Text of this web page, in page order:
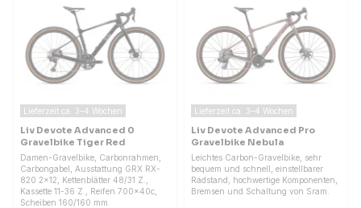
Lieferzeit ca. 3–4 Wochen
Liv Devote Advanced 0
Gravelbike Tiger Red
Damen-Gravelbike, Carbonrahmen,
Carbongabel, Ausstattung GRX RX-
820 2x12, Kettenblätter 48/31 Z.,
Kassette 11-36 Z., Reifen 700x40c,
Scheiben 160/160 mm.
Lieferzeit ca. 3–4 Wochen
Liv Devote Advanced Pro
Gravelbike Nebula
Leichtes Carbon-Gravelbike, sehr
bequem und schnell, einstellbarer
Radstand, hochwertige Komponenten,
Bremsen und Schaltung von Sram.